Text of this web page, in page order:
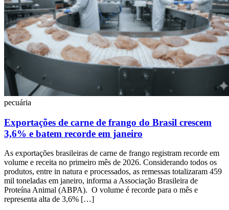
pecuária
Exportações de carne de frango do Brasil crescem
3,6% e batem recorde em janeiro
As exportações brasileiras de carne de frango registram recorde em
volume e receita no primeiro mês de 2026. Considerando todos os
produtos, entre in natura e processados, as remessas totalizaram 459
mil toneladas em janeiro, informa a Associação Brasileira de
Proteína Animal (ABPA). O volume é recorde para o mês e
representa alta de 3,6% […]